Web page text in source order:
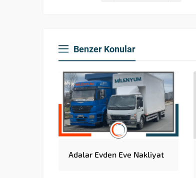
Benzer Konular
Adalar Evden Eve Nakliyat